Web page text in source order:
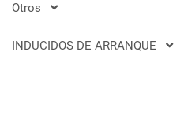
Otros
INDUCIDOS DE ARRANQUE